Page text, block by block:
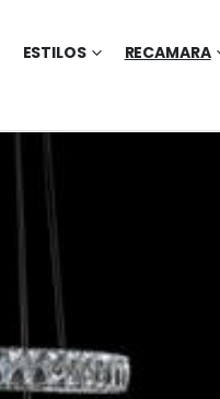
ESTILOS RECAMARA